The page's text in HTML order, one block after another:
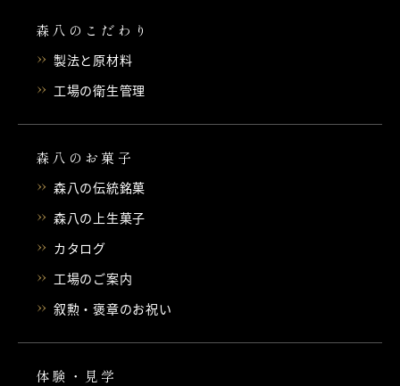
森八のこだわり
製法と原材料
工場の衛生管理
森八のお菓子
森八の伝統銘菓
森八の上生菓子
カタログ
工場のご案内
叙勲・褒章のお祝い
体験・見学